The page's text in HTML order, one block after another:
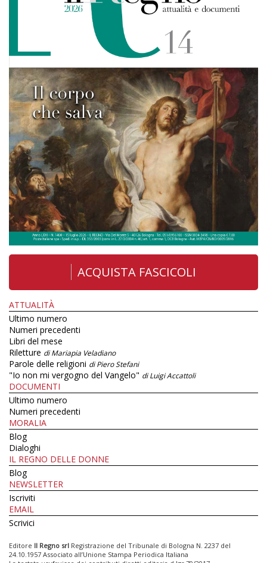
ACQUISTA FASCICOLI
ATTUALITÀ
Ultimo numero
Numeri precedenti
Libri del mese
Riletture di Mariapia Veladiano
Parole delle religioni di Piero Stefani
"Io non mi vergogno del Vangelo" di Luigi Accattoli
DOCUMENTI
Ultimo numero
Numeri precedenti
MORALIA
Blog
Dialoghi
IL REGNO DELLE DONNE
Blog
NEWSLETTER
Iscriviti
EMAIL
Scrivici
Editore Il Regno srl Registrazione del Tribunale di Bologna N. 2237 del
24.10.1957 Associato all’Unione Stampa Periodica Italiana